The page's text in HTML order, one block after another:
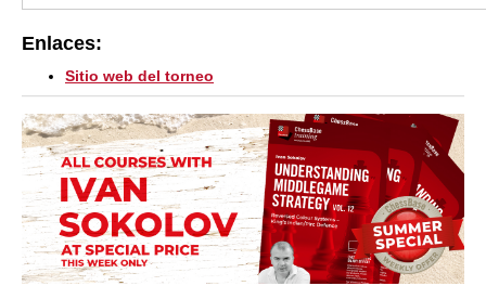
Enlaces:
Sitio web del torneo